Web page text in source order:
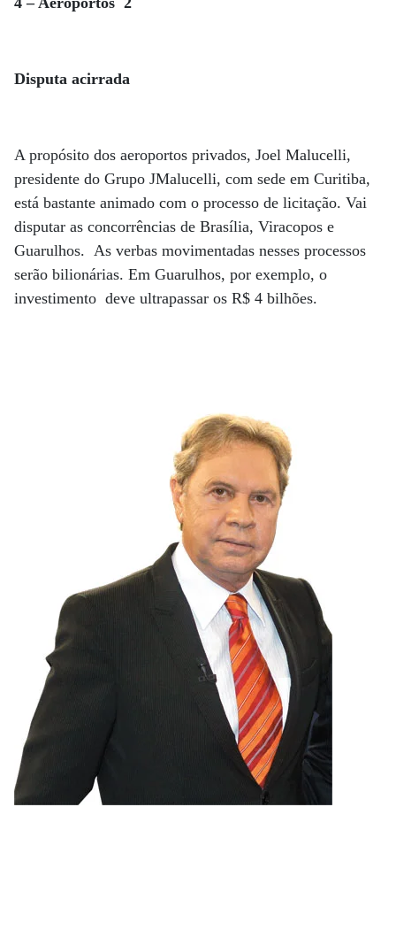
Disputa acirrada
A propósito dos aeroportos privados, Joel Malucelli,
presidente do Grupo JMalucelli, com sede em Curitiba,
está bastante animado com o processo de licitação. Vai
disputar as concorrências de Brasília, Viracopos e
Guarulhos. As verbas movimentadas nesses processos
serão bilionárias. Em Guarulhos, por exemplo, o
investimento deve ultrapassar os R$ 4 bilhões.